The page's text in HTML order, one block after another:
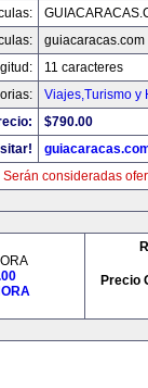
guiacaracas.com
11 caracteres
Viajes,Turismo y
$790.00
Serán consideradas
Precio